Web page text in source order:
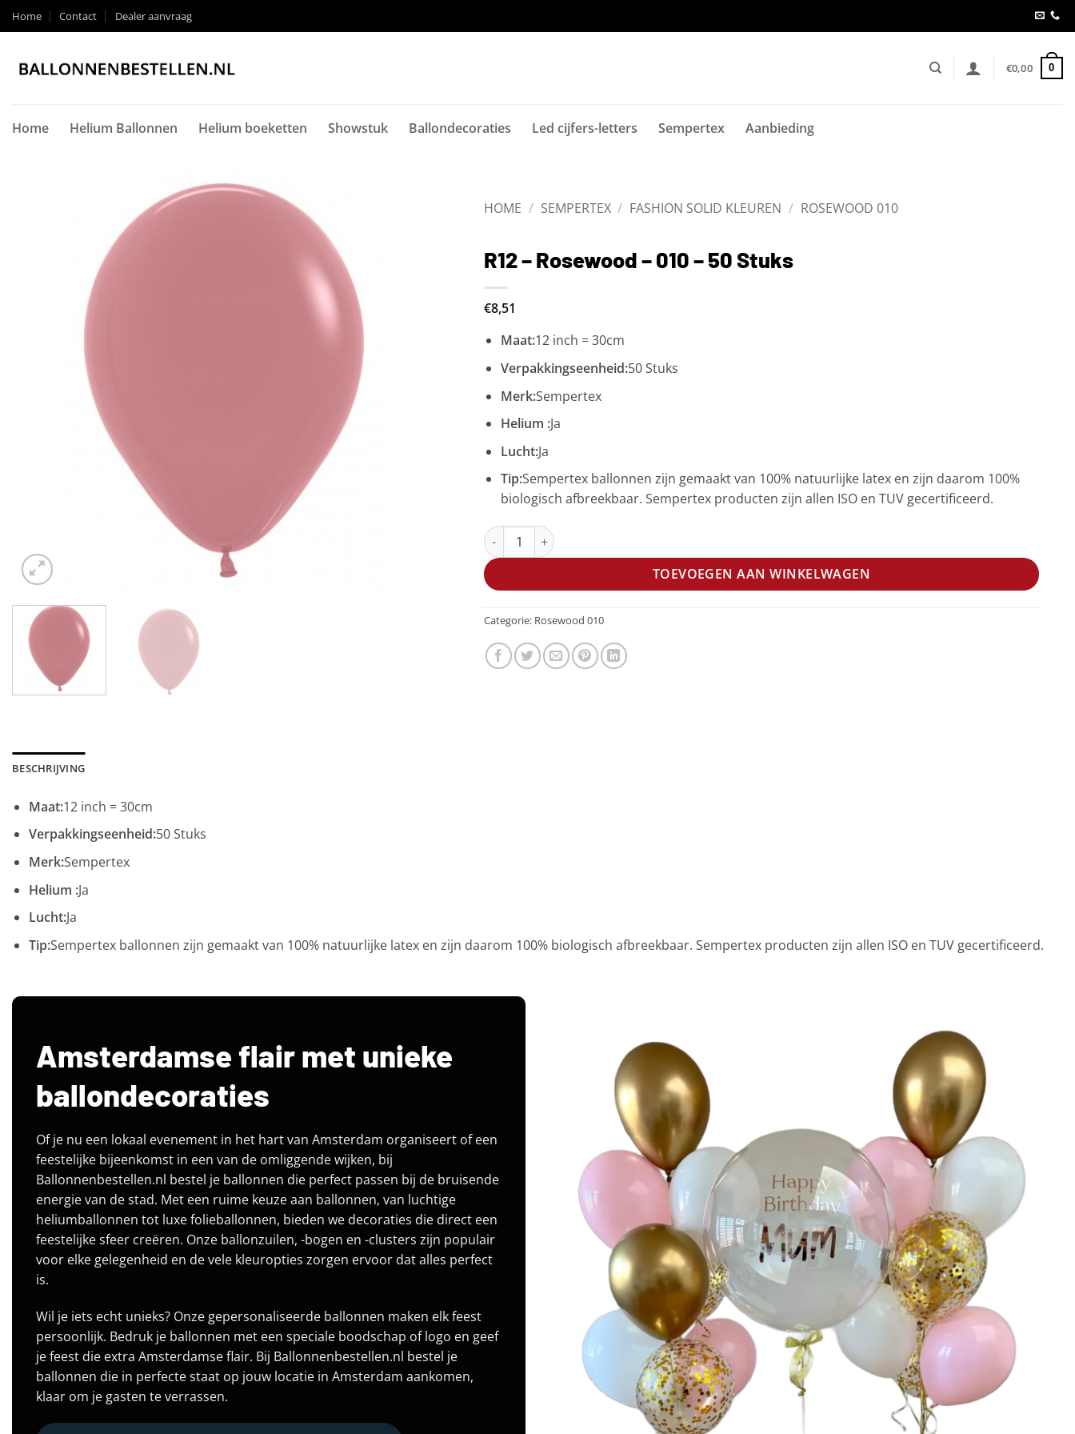
Ga
naar
Home Contact Dealer aanvraag
€0,00 0
Home Helium Ballonnen Helium boeketten Showstuk Ballondecoraties Led cijfers-letters Sempertex Aanbieding
HOME / SEMPERTEX / FASHION SOLID KLEUREN / ROSEWOOD 010
R12 – Rosewood – 010 – 50 Stuks
€8,51
Maat:12 inch = 30cm
Verpakkingseenheid:50 Stuks
Merk:Sempertex
Helium :Ja
Lucht:Ja
Tip:Sempertex ballonnen zijn gemaakt van 100% natuurlijke latex en zijn daarom 100%
biologisch afbreekbaar. Sempertex producten zijn allen ISO en TUV gecertificeerd.
R12 - Rosewood - 010 - 50 Stuks aantal
TOEVOEGEN AAN WINKELWAGEN
Categorie: Rosewood 010
BESCHRIJVING
Maat:12 inch = 30cm
Verpakkingseenheid:50 Stuks
Merk:Sempertex
Helium :Ja
Lucht:Ja
Tip:Sempertex ballonnen zijn gemaakt van 100% natuurlijke latex en zijn daarom 100% biologisch afbreekbaar. Sempertex producten zijn allen ISO en TUV gecertificeerd.
Amsterdamse flair met unieke
ballondecoraties
Of je nu een lokaal evenement in het hart van Amsterdam organiseert of een
feestelijke bijeenkomst in een van de omliggende wijken, bij
Ballonnenbestellen.nl bestel je ballonnen die perfect passen bij de bruisende
energie van de stad. Met een ruime keuze aan ballonnen, van luchtige
heliumballonnen tot luxe folieballonnen, bieden we decoraties die direct een
feestelijke sfeer creëren. Onze ballonzuilen, -bogen en -clusters zijn populair
voor elke gelegenheid en de vele kleuropties zorgen ervoor dat alles perfect
is.
Wil je iets echt unieks? Onze gepersonaliseerde ballonnen maken elk feest
persoonlijk. Bedruk je ballonnen met een speciale boodschap of logo en geef
je feest die extra Amsterdamse flair. Bij Ballonnenbestellen.nl bestel je
ballonnen die in perfecte staat op jouw locatie in Amsterdam aankomen,
klaar om je gasten te verrassen.